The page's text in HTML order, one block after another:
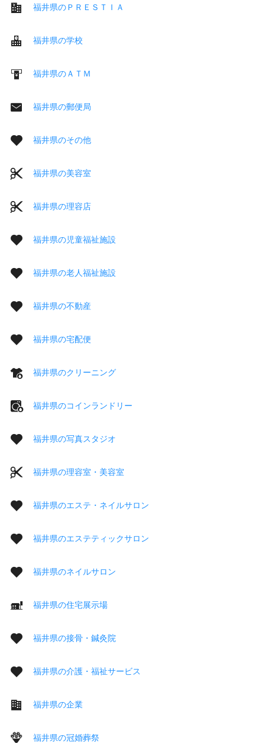
福井県のＰＲＥＳＴＩＡ
福井県の学校
福井県のＡＴＭ
福井県の郵便局
福井県のその他
福井県の美容室
福井県の理容店
福井県の児童福祉施設
福井県の老人福祉施設
福井県の不動産
福井県の宅配便
福井県のクリーニング
福井県のコインランドリー
福井県の写真スタジオ
福井県の理容室・美容室
福井県のエステ・ネイルサロン
福井県のエステティックサロン
福井県のネイルサロン
福井県の住宅展示場
福井県の接骨・鍼灸院
福井県の介護・福祉サービス
福井県の企業
福井県の冠婚葬祭